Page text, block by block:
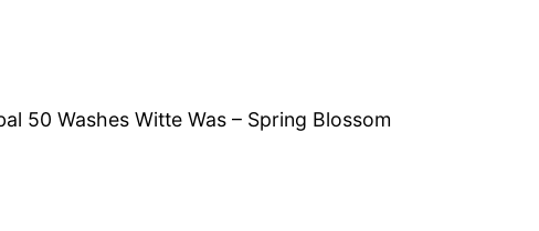
50 Washes Witte Was – Spring Blossom